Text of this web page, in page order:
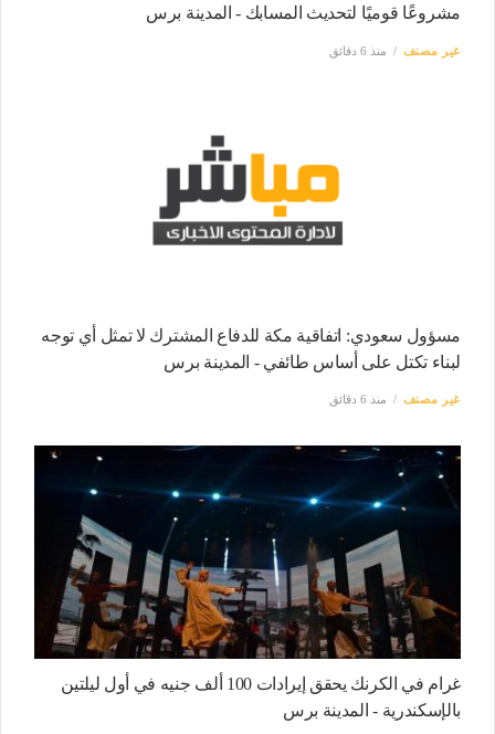
مشروعًا قوميًا لتحديث المسابك - المدينة برس
غير مصنف منذ 6 دقائق
مسؤول سعودي: اتفاقية مكة للدفاع المشترك لا تمثل أي توجه
لبناء تكتل على أساس طائفي - المدينة برس
غير مصنف منذ 6 دقائق
غرام في الكرنك يحقق إيرادات 100 ألف جنيه في أول ليلتين
بالإسكندرية - المدينة برس